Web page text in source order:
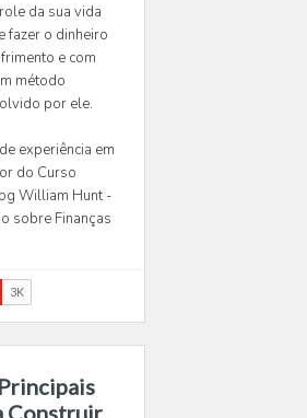
da sua vida
fazer o dinheiro
e com
método
por ele.
experiência em
do Curso
William Hunt -
sobre Finanças
Construir